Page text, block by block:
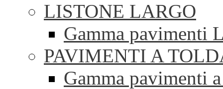
LISTONE LARGO
Gamma pavimenti
PAVIMENTI A
Gamma pavimenti